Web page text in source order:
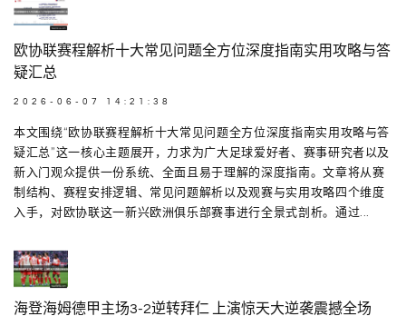
欧协联赛程解析十大常见问题全方位深度指南实用攻略与答
疑汇总
2026-06-07 14:21:38
本文围绕“欧协联赛程解析十大常见问题全方位深度指南实用攻略与答
疑汇总”这一核心主题展开，力求为广大足球爱好者、赛事研究者以及
新入门观众提供一份系统、全面且易于理解的深度指南。文章将从赛
制结构、赛程安排逻辑、常见问题解析以及观赛与实用攻略四个维度
入手，对欧协联这一新兴欧洲俱乐部赛事进行全景式剖析。通过...
海登海姆德甲主场3-2逆转拜仁 上演惊天大逆袭震撼全场